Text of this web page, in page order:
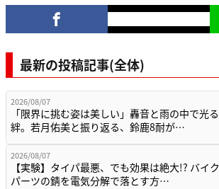
最新の投稿記事(全体)
2026/08/07
「限界に挑む姿は美しい」轟音と雨の中で光る
絆。若月佑美と振り返る、鈴鹿8耐が…
2026/08/07
【実験】タイパ最悪、でも効果は絶大!? バイク
パーツの錆を電気分解で落とす方…